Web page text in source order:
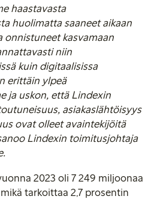
haastavasta
huolimatta saaneet aikaan
onnistuneet kasvamaan
niin
kuin digitaalisissa
erittäin ylpeä
ja uskon, että Lindexin
asiakaslähtöisyys
ovat olleet avaintekijöitä
Lindexin toimitusjohtaja
2023 oli 7 249 miljoonaa
tarkoittaa 2,7 prosentin